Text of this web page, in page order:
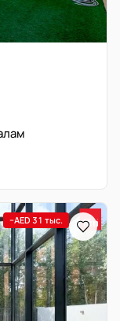
−AED 31 тыс.